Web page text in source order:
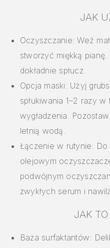
JAK
Oczyszczanie: Weź
stworzyć miękką
dokładnie spłucz.
Opcja maski: Użyj
spłukiwania 1–2 razy
wygładzenia.
letnią wodą.
Łączenie w rutynie: Do
olejowym
podwójnym
zwykłych serum i
JAK
Baza surfaktantów: